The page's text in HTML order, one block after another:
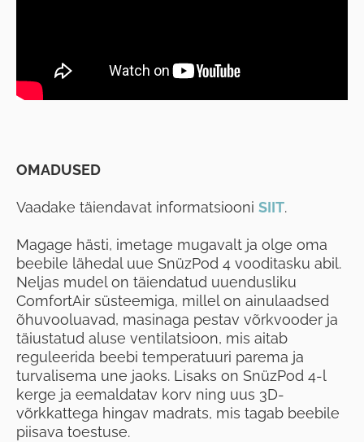
OMADUSED
Vaadake täiendavat informatsiooni SIIT.
Magage hästi, imetage mugavalt ja olge oma
beebile lähedal uue SnüzPod 4 vooditasku abil.
Neljas mudel on täiendatud uuendusliku
ComfortAir süsteemiga, millel on ainulaadsed
õhuvooluavad, masinaga pestav võrkvooder ja
täiustatud aluse ventilatsioon, mis aitab
reguleerida beebi temperatuuri parema ja
turvalisema une jaoks. Lisaks on SnüzPod 4-l
kerge ja eemaldatav korv ning uus 3D-
võrkkattega hingav madrats, mis tagab beebile
piisava toestuse.